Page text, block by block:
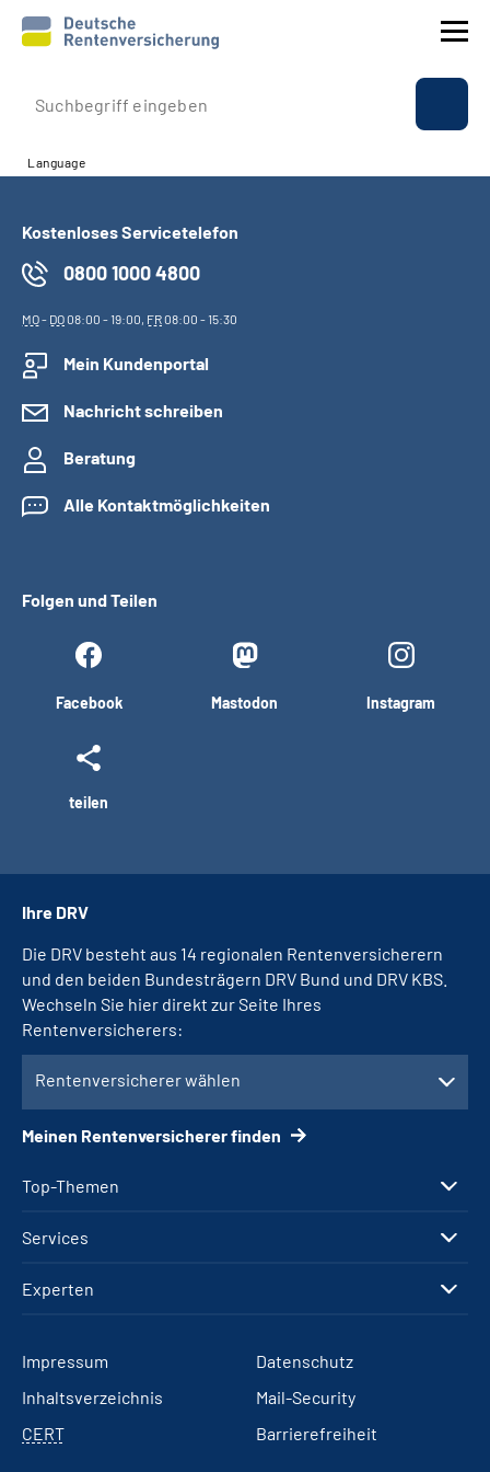
Εταιρικό προφίλ
Παροχές
Ασφάλιση
Υπηρεσία
Suche
Leichte Sprache
Mein Kundenportal
Language
Kostenloses Servicetelefon
0800 1000 4800
MO- DO08:00 - 19:00, FR08:00 - 15:30
Mein Kundenportal
Nachricht schreiben
Beratung
Alle Kontaktmöglichkeiten
Folgen und Teilen
Facebook Mastodon Instagram
teilen
Top-Themen
Services
Experten
Ihre DRV
Die DRV besteht aus 14 regionalen Rentenversicherern
und den beiden Bundesträgern DRV Bund und DRV KBS.
Wechseln Sie hier direkt zur Seite Ihres
Rentenversicherers:
Rentenversicherer wählen
Meinen Rentenversicherer finden
Impressum
Datenschutz
Inhaltsverzeichnis
Mail-Security
CERT
Barrierefreiheit